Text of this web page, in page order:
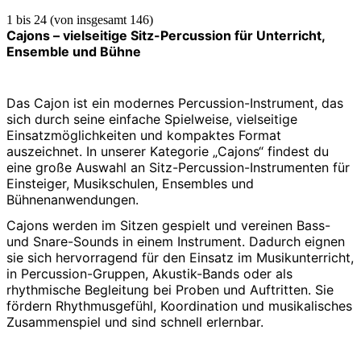
1 bis 24 (von insgesamt 146)
Cajons – vielseitige Sitz-Percussion für Unterricht,
Ensemble und Bühne
Das Cajon ist ein modernes Percussion-Instrument, das
sich durch seine einfache Spielweise, vielseitige
Einsatzmöglichkeiten und kompaktes Format
auszeichnet. In unserer Kategorie „Cajons“ findest du
eine große Auswahl an Sitz-Percussion-Instrumenten für
Einsteiger, Musikschulen, Ensembles und
Bühnenanwendungen.
Cajons werden im Sitzen gespielt und vereinen Bass-
und Snare-Sounds in einem Instrument. Dadurch eignen
sie sich hervorragend für den Einsatz im Musikunterricht,
in Percussion-Gruppen, Akustik-Bands oder als
rhythmische Begleitung bei Proben und Auftritten. Sie
fördern Rhythmusgefühl, Koordination und musikalisches
Zusammenspiel und sind schnell erlernbar.